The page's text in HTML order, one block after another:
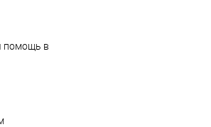
помощь в